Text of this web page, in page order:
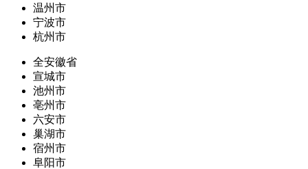
温州市
宁波市
杭州市
全安徽省
宣城市
池州市
亳州市
六安市
巢湖市
宿州市
阜阳市